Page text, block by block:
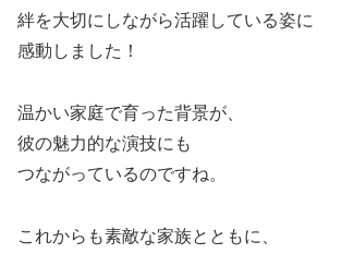
絆を大切にしながら活躍している姿に
感動しました！
温かい家庭で育った背景が、
彼の魅力的な演技にも
つながっているのですね。
これからも素敵な家族とともに、